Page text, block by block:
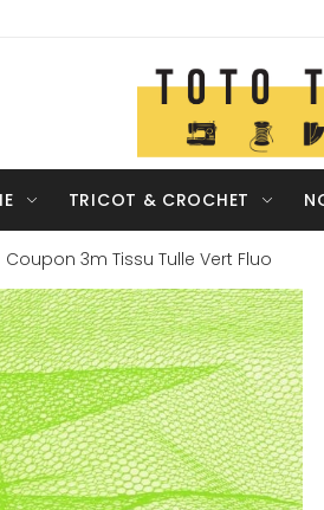
TRICOT & CROCHET
Coupon 3m Tissu Tulle Vert Fluo